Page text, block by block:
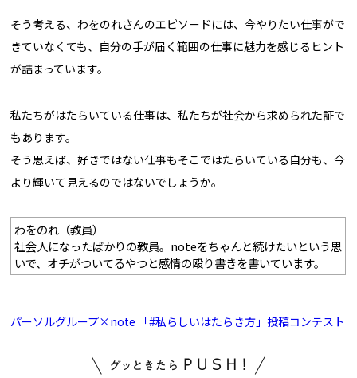
そう考える、わをのれさんのエピソードには、今やりたい仕事がで
きていなくても、自分の手が届く範囲の仕事に魅力を感じるヒント
が詰まっています。
私たちがはたらいている仕事は、私たちが社会から求められた証で
もあります。
そう思えば、好きではない仕事もそこではたらいている自分も、今
より輝いて見えるのではないでしょうか。
わをのれ（教員）
社会人になったばかりの教員。noteをちゃんと続けたいという思
いで、オチがついてるやつと感情の殴り書きを書いています。
パーソルグループ×note 「#私らしいはたらき方」投稿コンテスト